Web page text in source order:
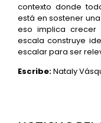
contexto donde
está en sostener
eso implica
escala construye
escalar para ser
Escribe:Nataly